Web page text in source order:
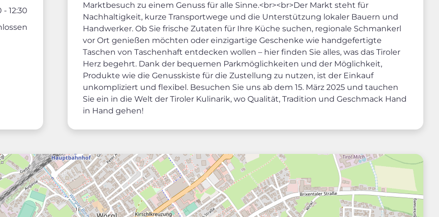
- 12:30
Marktbesuch zu einem Genuss für alle Sinne.<br><br>Der Markt steht für
Nachhaltigkeit, kurze Transportwege und die Unterstützung lokaler Bauern und
Handwerker. Ob Sie frische Zutaten für Ihre Küche suchen, regionale Schmankerl
vor Ort genießen möchten oder einzigartige Geschenke wie handgefertigte
Taschen von Taschenhaft entdecken wollen – hier finden Sie alles, was das Tiroler
Herz begehrt. Dank der bequemen Parkmöglichkeiten und der Möglichkeit,
Produkte wie die Genusskiste für die Zustellung zu nutzen, ist der Einkauf
unkompliziert und flexibel. Besuchen Sie uns ab dem 15. März 2025 und tauchen
Sie ein in die Welt der Tiroler Kulinarik, wo Qualität, Tradition und Geschmack Hand
in Hand gehen!